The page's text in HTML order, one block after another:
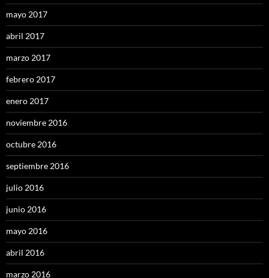
mayo 2017
abril 2017
marzo 2017
febrero 2017
enero 2017
noviembre 2016
octubre 2016
septiembre 2016
julio 2016
junio 2016
mayo 2016
abril 2016
marzo 2016